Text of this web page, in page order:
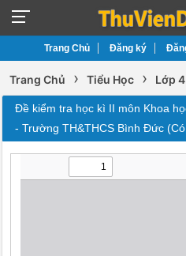
Trang Chủ Đăng ký
Trang Chủ › Tiểu Học › Lớp 4
Đề kiểm tra học kì II môn Khoa
- Trường TH&THCS Bình Đức